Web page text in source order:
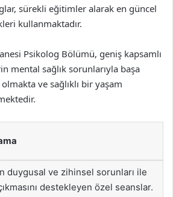
sürekli eğitimler alarak en güncel
kullanmaktadır.
Psikolog Bölümü, geniş kapsamlı
mental sağlık sorunlarıyla başa
olmakta ve sağlıklı bir yaşam
duygusal ve zihinsel sorunları ile
destekleyen özel seanslar.